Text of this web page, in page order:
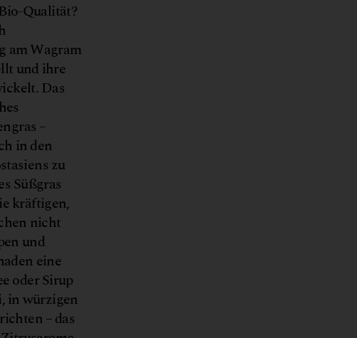
Qualität?
am Wagram
und ihre
Das
–
in den
zu
Süßgras
kräftigen,
nicht
und
eine
oder Sirup
in würzigen
– das